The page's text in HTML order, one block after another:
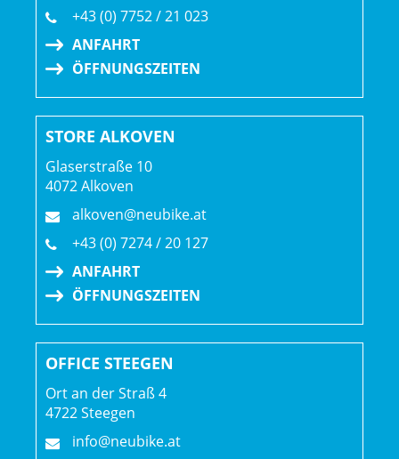
Steckachse+43 (0) 7752 / 21 023
ANFAHRT
ÖFFNUNGSZEITEN
STORE ALKOVEN
Glaserstraße 10
4072 Alkoven
alkoven@neubike.at
+43 (0) 7274 / 20 127
ANFAHRT
ÖFFNUNGSZEITEN
OFFICE STEEGEN
Ort an der Straß 4
4722 Steegen
info@neubike.at